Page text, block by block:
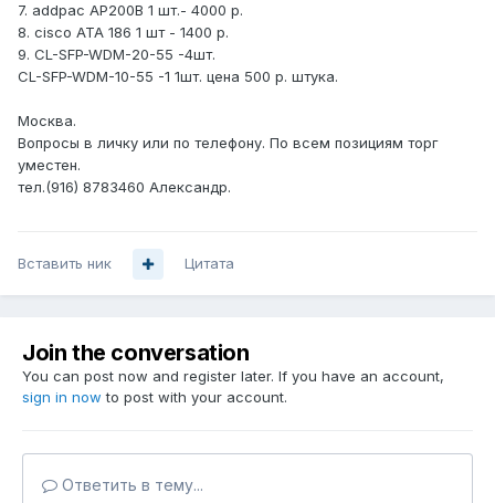
7. addpac AP200B 1 шт.- 4000 р.
8. cisco ATA 186 1 шт - 1400 р.
9. CL-SFP-WDM-20-55 -4шт.
CL-SFP-WDM-10-55 -1 1шт. цена 500 р. штука.
Москва.
Вопросы в личку или по телефону. По всем позициям торг
уместен.
тел.(916) 8783460 Александр.
Вставить ник Цитата
Join the conversation
You can post now and register later. If you have an account,
sign in now to post with your account.
Ответить в тему...